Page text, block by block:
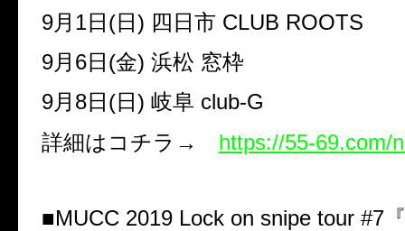
9月 1日 (日 ) 四日市 CLUB ROOTS
9月 6日 (金) 浜松 窓枠
9月 8日 (日 ) 岐阜 club-G
詳細はコチラ → https://55-69.com/
■MUCC 2019 Lock on snipe tour #7